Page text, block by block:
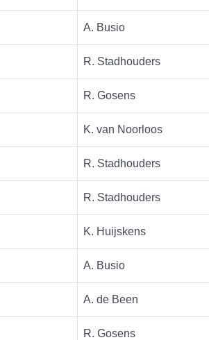
A. Busio
R. Stadhouders
R. Gosens
K. van Noorloos
R. Stadhouders
R. Stadhouders
K. Huijskens
A. Busio
A. de Been
R. Gosens